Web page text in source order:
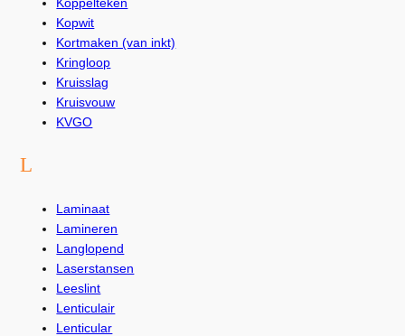
Koppelteken
Kopwit
Kortmaken (van inkt)
Kringloop
Kruisslag
Kruisvouw
KVGO
L
Laminaat
Lamineren
Langlopend
Laserstansen
Leeslint
Lenticulair
Lenticular